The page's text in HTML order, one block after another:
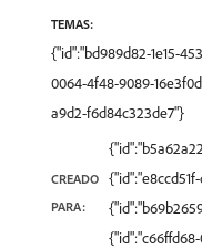
TEMAS:
{"id":"bd989d82-1e15-
0064-4f48-9089-
a9d2-f6d84c323de7"}
CREADO
PARA: